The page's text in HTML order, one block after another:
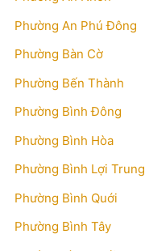
Phường An Phú Đông
Phường Bàn Cờ
Phường Bến Thành
Phường Bình Đông
Phường Bình Hòa
Phường Bình Lợi Trung
Phường Bình Quới
Phường Bình Tây